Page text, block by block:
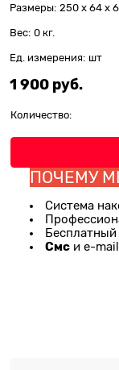
Размеры: 250 x 64 x
Вес: 0 кг.
Ед. измерения: шт
1 900 руб.
Количество:
ПОЧЕМУ
Система
Смс и e-mail